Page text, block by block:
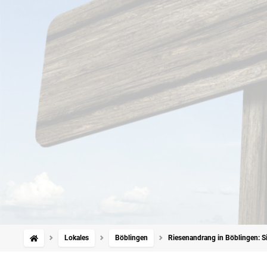
Lokales Böblingen Riesenandrang in Böblingen: